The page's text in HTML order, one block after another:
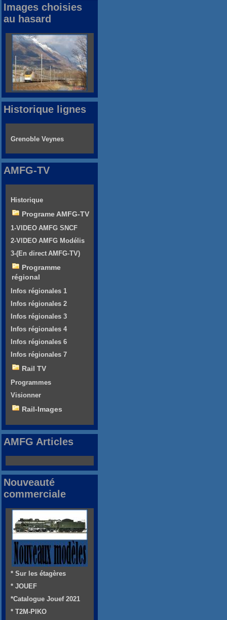
Images choisies
au hasard
Historique lignes
Grenoble Veynes
AMFG-TV
Historique
Programe AMFG-TV
1-VIDEO AMFG SNCF
2-VIDEO AMFG Modélis
3-(En direct AMFG-TV)
Programme
régional
Infos régionales 1
Infos régionales 2
Infos régionales 3
Infos régionales 4
Infos régionales 6
Infos régionales 7
Rail TV
Programmes
Visionner
Rail-Images
AMFG Articles
Nouveauté
commerciale
* Sur les étagères
* JOUEF
*Catalogue Jouef 2021
* T2M-PIKO